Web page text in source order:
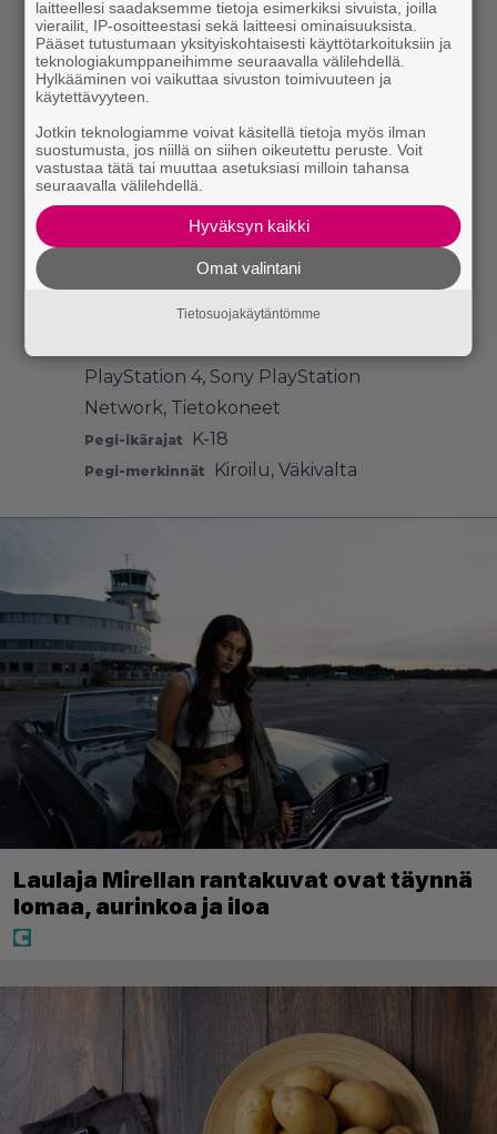
6/10
Kehittäjä Tequila Works
Julkaisija Deep Silver
Tasohyppely
Julkaisualustat Konsolien
Microsoft Xbox Live
PlayStation 4, Sony PlayStation
Network, Tietokoneet
Pegi-ikärajat K-18
Pegi-merkinnät Kiroilu, Väkivalta
Laulaja Mirellan rantakuvat ovat täynnä
lomaa, aurinkoa ja iloa
laitteellesi saadaksemme tietoja esimerkiksi sivuista, joilla
vierailit, IP-osoitteestasi sekä laitteesi ominaisuuksista.
Pääset tutustumaan yksityiskohtaisesti käyttötarkoituksiin ja
teknologiakumppaneihimme seuraavalla välilehdellä.
Hylkääminen voi vaikuttaa sivuston toimivuuteen ja
käytettävyyteen.
Jotkin teknologiamme voivat käsitellä tietoja myös ilman
suostumusta, jos niillä on siihen oikeutettu peruste. Voit
vastustaa tätä tai muuttaa asetuksiasi milloin tahansa
seuraavalla välilehdellä.
Hyväksyn kaikki
Omat valintani
Tietosuojakäytäntömme